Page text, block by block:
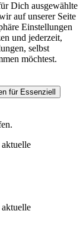
Dich ausgewählte
auf unserer Seite
Einstellungen
und jederzeit,
selbst
möchtest.
für Essenziell